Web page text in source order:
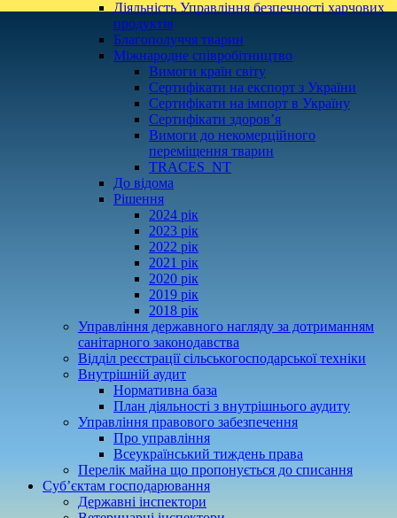
Діяльність Управління безпечності харчових
продуктів
Благополуччя тварин
Міжнародне співробітництво
Вимоги країн світу
Сертифікати на експорт з України
Сертифікати на імпорт в Україну
Сертифікати здоров’я
Вимоги до некомерційного
переміщення тварин
TRACES_NT
До відома
Рішення
2024 рік
2023 рік
2022 рік
2021 рік
2020 рік
2019 рік
2018 рік
Управління державного нагляду за дотриманням
санітарного законодавства
Відділ реєстрації сільськогосподарської техніки
Внутрішній аудит
Нормативна база
План діяльності з внутрішнього аудиту
Управління правового забезпечення
Про управління
Всеукраїнський тиждень права
Перелік майна що пропонується до списання
Суб’єктам господарювання
Державні інспектори